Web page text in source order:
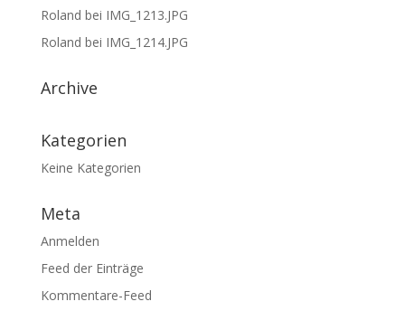
Roland bei IMG_1213.JPG
Roland bei IMG_1214.JPG
Archive
Kategorien
Keine Kategorien
Meta
Anmelden
Feed der Einträge
Kommentare-Feed